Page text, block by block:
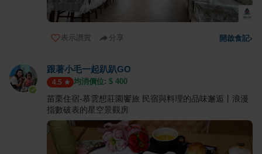
表示讚賞 分享 開啟食記›
跟著小毛一起趴趴GO
4.5 均消價位: $ 400
苗栗住宿-慕雲想莊園饗旅 民宿與料理的品味邂逅丨浪漫
指數破表的星空景觀房